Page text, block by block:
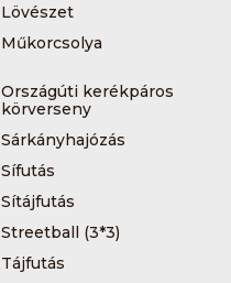
Lövészet
Műkorcsolya
Országúti kerékpáros
körverseny
Sárkányhajózás
Sífutás
Sítájfutás
Streetball (3*3)
Tájfutás